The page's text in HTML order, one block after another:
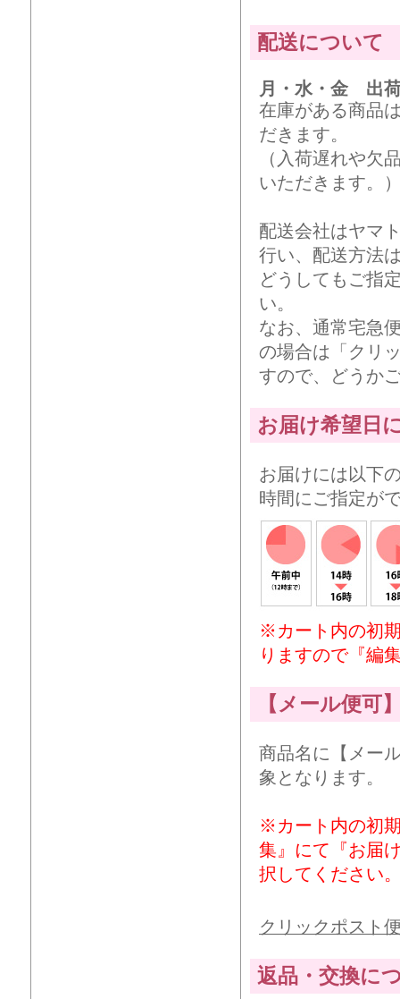
配送について
月・水・金 出
在庫がある商品
だきます。
（入荷遅れや欠
いただきます。
配送会社はヤマ
行い、配送方法
どうしてもご指
い。
なお、通常宅急
の場合は「クリ
すので、どうか
お届け希望日
お届けには以下
時間にご指定が
※カート内の初
りますので『編
【メール便可
商品名に【メー
象となります。
※カート内の初
集』にて『お届
択してください
クリックポスト
返品・交換に